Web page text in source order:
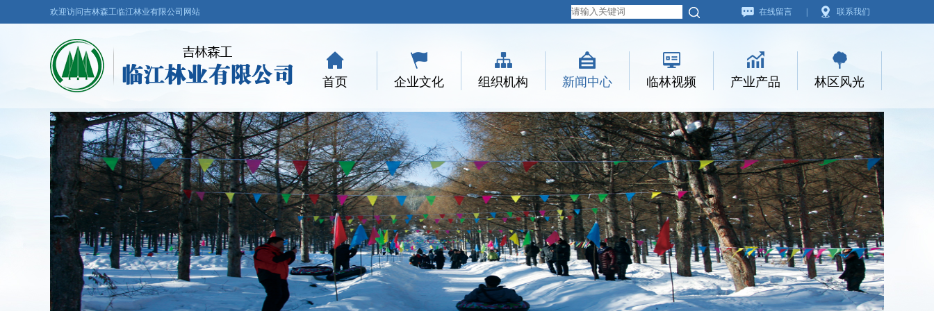
欢迎访问吉林森工临江林业有限公司网站 联系我们
在线留言
首页 企业文化 组织机构 新闻中心 临林视频 产业产品 林区风光